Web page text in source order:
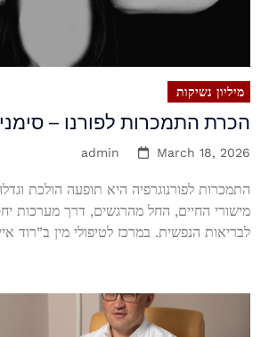
מיליון נשיקות
הכרת התמכרות לפורנו –
admin March 18, 2026
התמכרות לפורנוגרפיה היא תופעה הולכת
מישורי החיים, החל מהרגשים, דרך מערכות
לבריאות הנפשית. במרכז לטיפולי מין ב”רוד